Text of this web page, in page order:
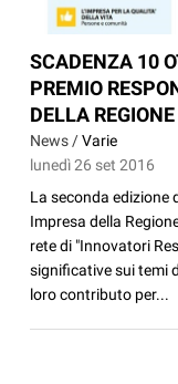
SCADENZA 10
PREMIO
DELLA REGIONE
News /Varie
lunedì 26 set 2016
La seconda edizione
Impresa della
rete di "Innovatori
significative sui temi
loro contributo per...